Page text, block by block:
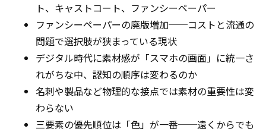
ト、キャストコート、ファンシーペーパー
ファンシーペーパーの廃版増加──コストと流通の
問題で選択肢が狭まっている現状
デジタル時代に素材感が「スマホの画面」に統一さ
れがちな中、認知の順序は変わるのか
名刺や製品など物理的な接点では素材の重要性は変
わらない
三要素の優先順位は「色」が一番──遠くからでも